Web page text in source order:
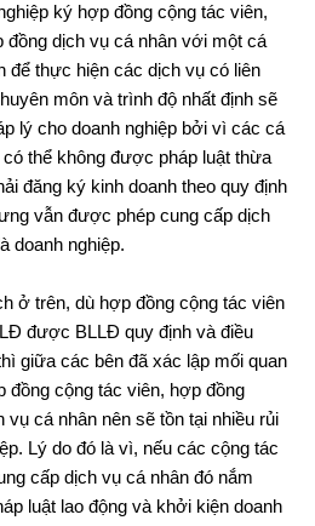
ký hợp đồng cộng tác viên,
đồng dịch vụ cá nhân với một cá
để thực hiện các dịch vụ có liên
môn và trình độ nhất định sẽ
lý cho doanh nghiệp bởi vì các cá
thể không được pháp luật thừa
đăng ký kinh doanh theo quy định
vẫn được phép cung cấp dịch
doanh nghiệp.
ở trên, dù hợp đồng cộng tác viên
được BLLĐ quy định và điều
giữa các bên đã xác lập mối quan
đồng cộng tác viên, hợp đồng
cá nhân nên sẽ tồn tại nhiều rủi
Lý do đó là vì, nếu các cộng tác
cấp dịch vụ cá nhân đó nắm
luật lao động và khởi kiện doanh